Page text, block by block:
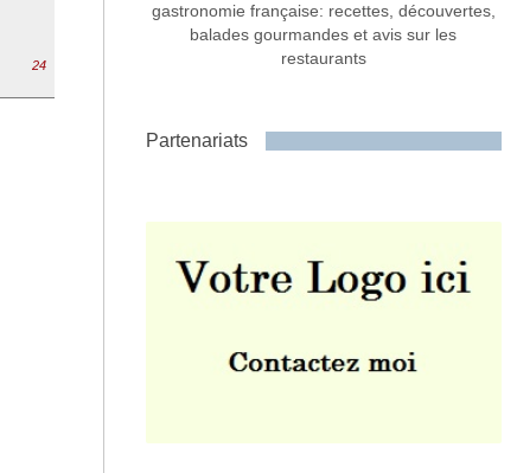
Commentaire ou message *
24
gastronomie française: recettes, découvertes,
balades gourmandes et avis sur les
restaurants
Partenariats